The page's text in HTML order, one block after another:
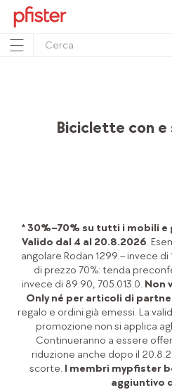
Biciclette con e
* 30%–70% su tutti i mobili e
Valido dal 4 al 20.8.2026.
angolare Rodan 1299.– invece di
di prezzo 70%: tenda
invece di 89.90, 705.013.0. Non
Only né per articoli di
regalo e ordini già emessi. La
promozione non si applica
Continueranno a essere
riduzione anche dopo il
scorte. I membri mypfister
aggiuntivo